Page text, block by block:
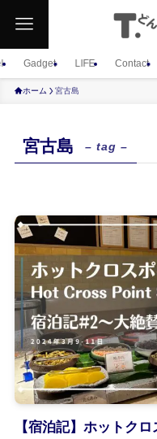
Gadget LIFE Contact
ホーム 宮古島
宮古島 – tag –
【宿泊記】ホットク